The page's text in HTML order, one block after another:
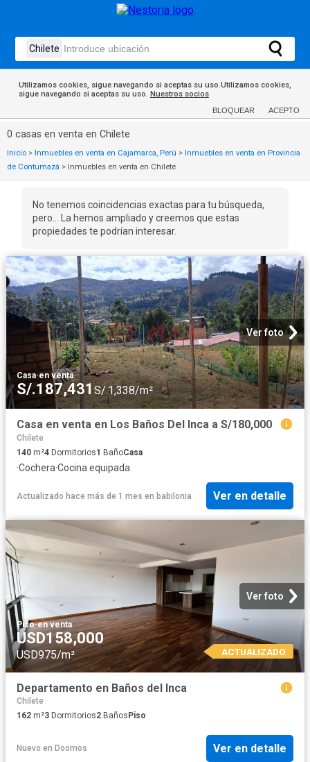
Utilizamos cookies, sigue navegando si aceptas su uso.Utilizamos cookies,
sigue navegando si aceptas su uso. Nuestros socios
BLOQUEAR ACEPTO
0 casas en venta en Chilete
Inicio > Inmuebles en venta en Cajamarca, Perú > Inmuebles en venta en Provincia
de Contumazá > Inmuebles en venta en Chilete
No tenemos coincidencias exactas para tu búsqueda,
pero... La hemos ampliado y creemos que estas
propiedades te podrían interesar.
Ver foto
Casa·en venta
S/.187,431S/.1,338/m²
Casa en venta en Los Baños Del Inca a S/180,000
Chilete
140 m²4 Dormitorios1 BañoCasa
·Cochera·Cocina equipada
Actualizado hace más de 1 mes en babilonia Ver en detalle
Ver foto
Piso·en venta
USD158,000
USD975/m² ACTUALIZADO
Departamento en Baños del Inca
Chilete
162 m²3 Dormitorios2 Baños Piso
Nuevo en Doomos Ver en detalle